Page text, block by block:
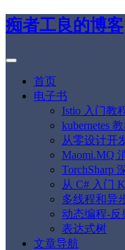
痴者工良的博客
首页
电子书
Istio 入门教
kubernetes
从零设计开
Maomi.MQ
TorchSharp
从 C# 入门
多线程和异
动态编程-反
表达式树
文章导航